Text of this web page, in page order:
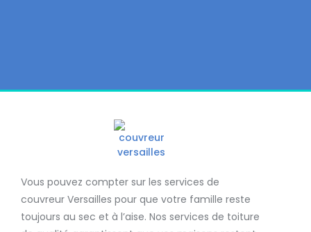
Vous pouvez compter sur les services de
couvreur Versailles pour que votre famille reste
toujours au sec et à l’aise. Nos services de toiture